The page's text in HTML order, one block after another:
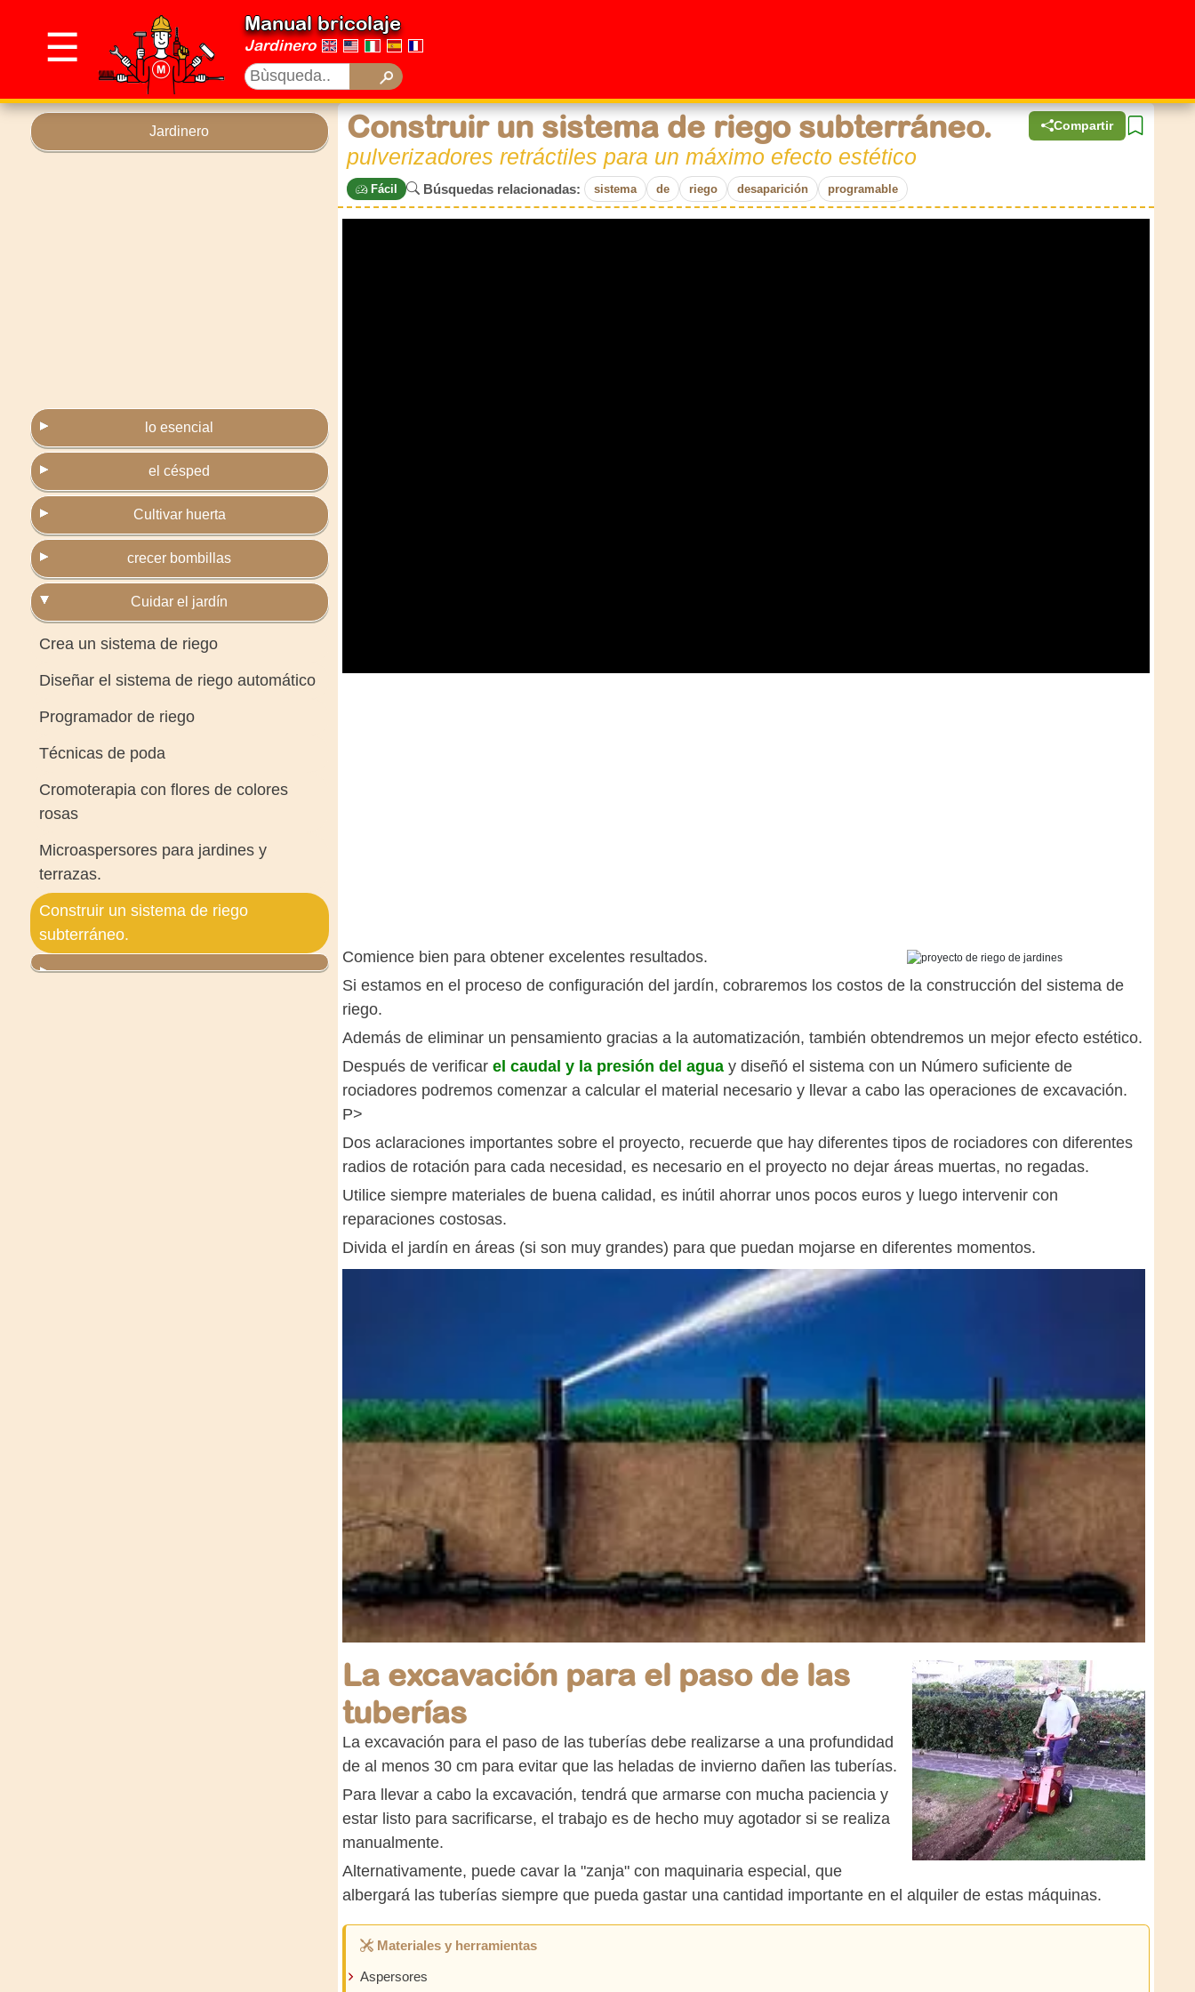
☰
Manual bricolaje
Jardinero
Jardinero
lo esencial
el césped
Cultivar huerta
crecer bombillas
Cuidar el jardín
Crea un sistema de riego
Diseñar el sistema de riego automático
Programador de riego
Técnicas de poda
Cromoterapia con flores de colores
rosas
Microaspersores para jardines y
terrazas.
Construir un sistema de riego
subterráneo.
Compartir
Construir un sistema de riego subterráneo.
pulverizadores retráctiles para un máximo efecto estético
Fácil Búsquedas relacionadas: sistema de riego desaparición programable
Comience bien para obtener excelentes resultados.
Si estamos en el proceso de configuración del jardín, cobraremos los costos de la construcción del sistema de
riego.
Además de eliminar un pensamiento gracias a la automatización, también obtendremos un mejor efecto estético.
Después de verificar el caudal y la presión del agua y diseñó el sistema con un Número suficiente de
rociadores podremos comenzar a calcular el material necesario y llevar a cabo las operaciones de excavación.
P>
Dos aclaraciones importantes sobre el proyecto, recuerde que hay diferentes tipos de rociadores con diferentes
radios de rotación para cada necesidad, es necesario en el proyecto no dejar áreas muertas, no regadas.
Utilice siempre materiales de buena calidad, es inútil ahorrar unos pocos euros y luego intervenir con
reparaciones costosas.
Divida el jardín en áreas (si son muy grandes) para que puedan mojarse en diferentes momentos.
La excavación para el paso de las
tuberías
La excavación para el paso de las tuberías debe realizarse a una profundidad
de al menos 30 cm para evitar que las heladas de invierno dañen las tuberías.
Para llevar a cabo la excavación, tendrá que armarse con mucha paciencia y
estar listo para sacrificarse, el trabajo es de hecho muy agotador si se realiza
manualmente.
Alternativamente, puede cavar la "zanja" con maquinaria especial, que
albergará las tuberías siempre que pueda gastar una cantidad importante en el alquiler de estas máquinas.
Materiales y herramientas
Aspersores